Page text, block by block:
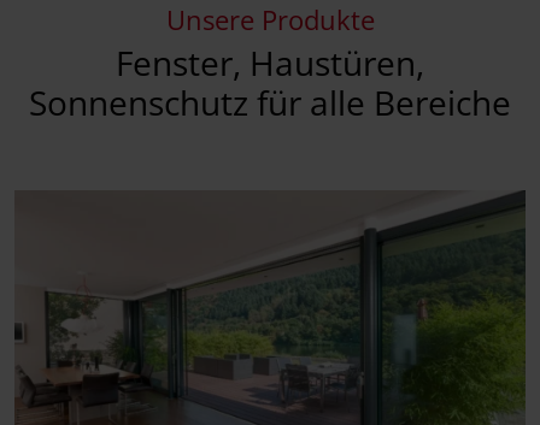
Unsere Produkte
Fenster, Haustüren,
Sonnenschutz für alle Bereiche